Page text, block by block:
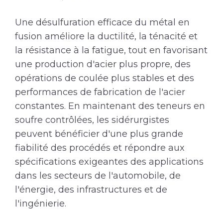
Une désulfuration efficace du métal en
fusion améliore la ductilité, la ténacité et
la résistance à la fatigue, tout en favorisant
une production d'acier plus propre, des
opérations de coulée plus stables et des
performances de fabrication de l'acier
constantes. En maintenant des teneurs en
soufre contrôlées, les sidérurgistes
peuvent bénéficier d'une plus grande
fiabilité des procédés et répondre aux
spécifications exigeantes des applications
dans les secteurs de l'automobile, de
l'énergie, des infrastructures et de
l'ingénierie.